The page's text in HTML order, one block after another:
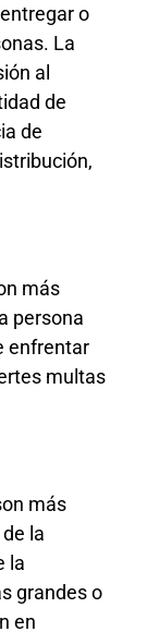
o
La
al
de
de
más
persona
enfrentar
multas
más
la
la
grandes o
en